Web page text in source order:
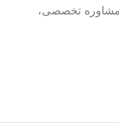
مشاوره تخصصی،